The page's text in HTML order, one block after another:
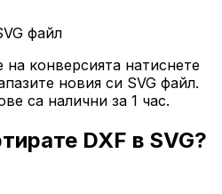
файл
конверсията натиснете
новия си SVG файл.
са налични за 1 час.
DXF в SVG?